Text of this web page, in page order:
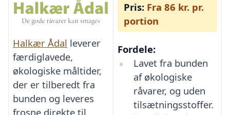
Halkær Ådal leverer
færdiglavede,
økologiske måltider,
der er tilberedt fra
bunden og leveres
frosne direkte til
Pris: Fra 86 kr. pr.
portion
Fordele:
Lavet fra bunden
af økologiske
råvarer, og uden
tilsætningsstoffer.